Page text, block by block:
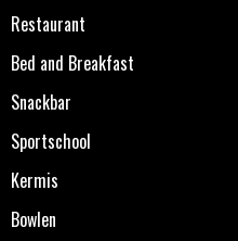
Restaurant
Bed and Breakfast
Snackbar
Sportschool
Kermis
Bowlen